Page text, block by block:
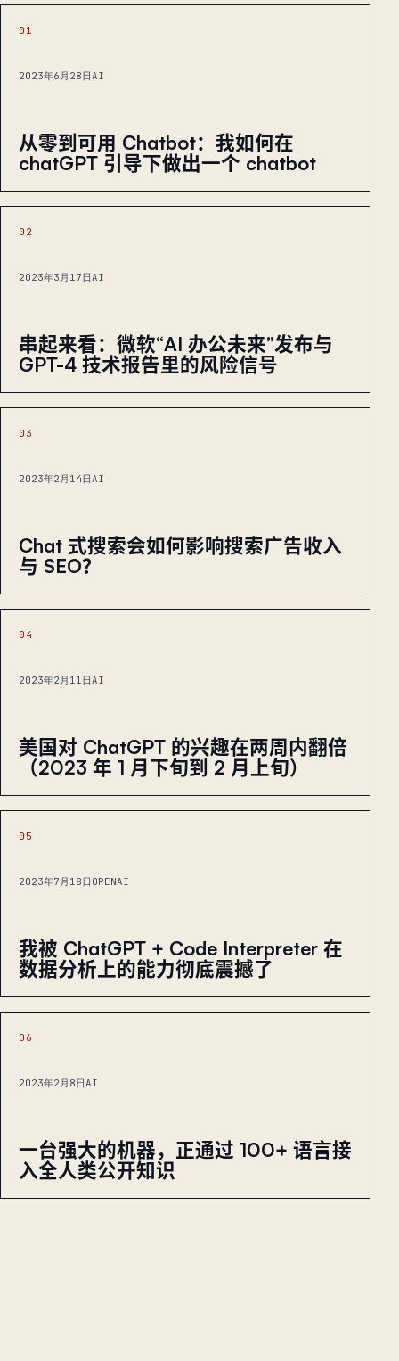
01
2023年6月28日 AI
从零到可用 Chatbot：我如何在
chatGPT 引导下做出一个 chatbot
02
2023年3月17日 AI
串起来看：微软“AI 办公未来”发布与
GPT-4 技术报告里的风险信号
03
2023年2月14日 AI
Chat 式搜索会如何影响搜索广告收入
与 SEO？
04
2023年2月11日 AI
美国对 ChatGPT 的兴趣在两周内翻倍
（2023 年 1 月下旬到 2 月上旬）
05
2023年7月18日 OPENAI
我被 ChatGPT + Code Interpreter 在
数据分析上的能力彻底震撼了
06
2023年2月8日 AI
一台强大的机器，正通过 100+ 语言接
入全人类公开知识